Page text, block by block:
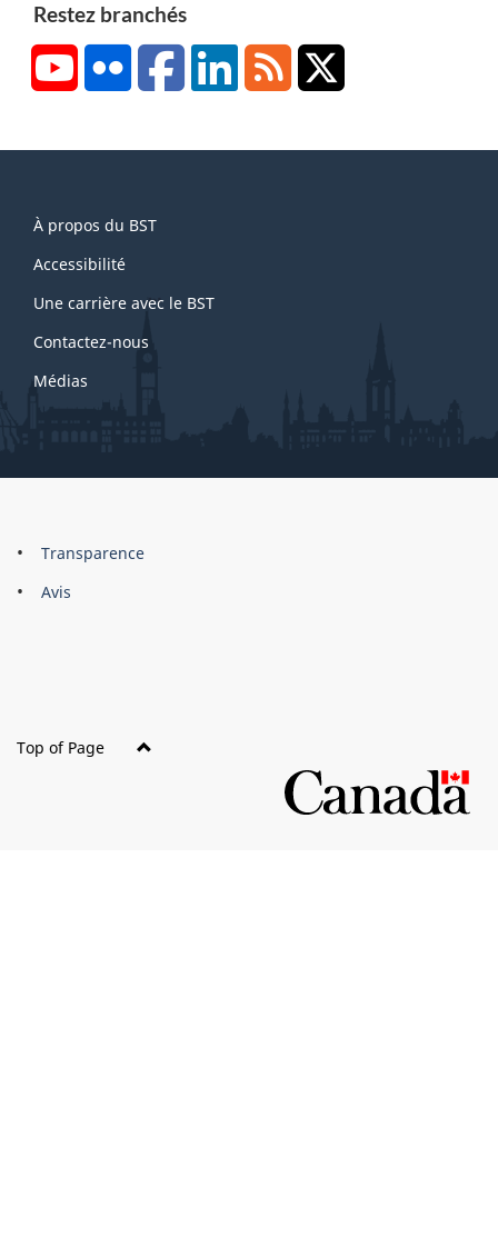
Restez branchés
YouTubeFlickr FacebookLinkedInRSS
this
site
À propos du BST
Accessibilité
Une carrière avec le BST
Contactez-nous
Médias
About
this
Brand
Transparence
Avis
Top of Page